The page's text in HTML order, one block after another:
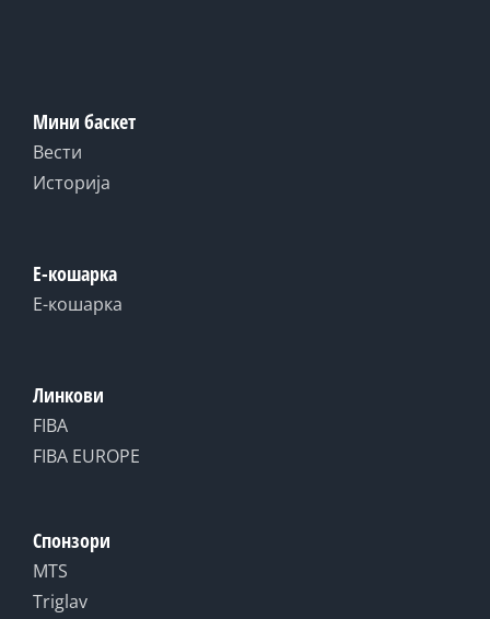
Мини баскет
Вести
Историја
Е-кошарка
Е-кошарка
Линкови
FIBA
FIBA EUROPE
Спонзори
MTS
Triglav